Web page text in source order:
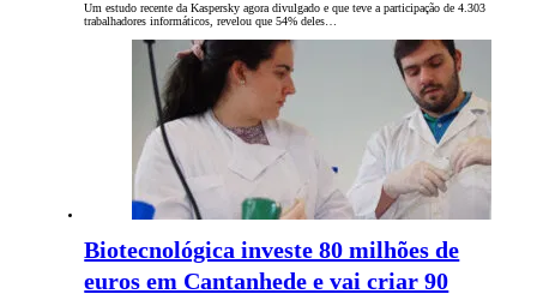
Um estudo recente da Kaspersky agora divulgado e que teve a participação de 4.303
trabalhadores informáticos, revelou que 54% deles…
Biotecnológica investe 80 milhões de
euros em Cantanhede e vai criar 90